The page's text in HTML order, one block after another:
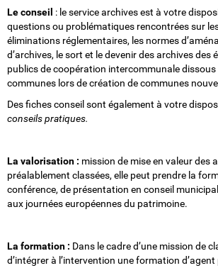
Le conseil : le service archives est à votre
questions ou problématiques rencontrées sur
éliminations réglementaires, les normes
d’archives, le sort et le devenir des archives des
publics de coopération intercommunale dissous
communes lors de création de communes
Des fiches conseil sont également à votre
conseils pratiques.
La valorisation : mission de mise en valeur des
préalablement classées, elle peut prendre la
conférence, de présentation en conseil
aux journées européennes du patrimoine.
La formation : Dans le cadre d’une mission de
d’intégrer à l’intervention une formation